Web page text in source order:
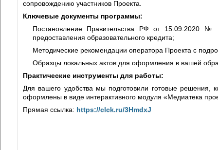
сопровождению участников Проекта.
Ключевые документы программы:
Постановление Правительства РФ от 15.09.2020
предоставления образовательного кредита;
Методические рекомендации оператора Проекта с
Образцы локальных актов для оформления в вашей
Практические инструменты для работы:
Для вашего удобства мы подготовили готовые решения,
оформлены в виде интерактивного модуля «Медиатека
Прямая ссылка: https://clck.ru/3HmdxJ